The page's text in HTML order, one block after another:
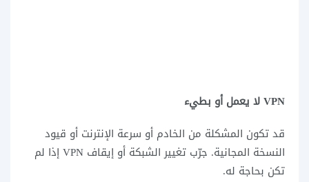
VPN لا يعمل أو بطيء
قد تكون المشكلة من الخادم أو سرعة الإنترنت أو قيود
النسخة المجانية. جرّب تغيير الشبكة أو إيقاف VPN إذا لم
تكن بحاجة له.